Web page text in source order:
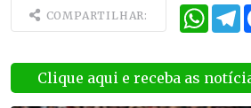
COMPARTILHAR:
Clique aqui e receba as